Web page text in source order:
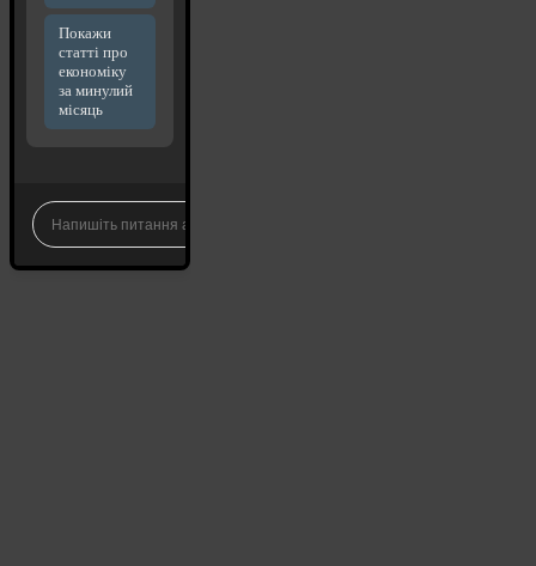
Покажи
статті про
економіку
за минулий
місяць